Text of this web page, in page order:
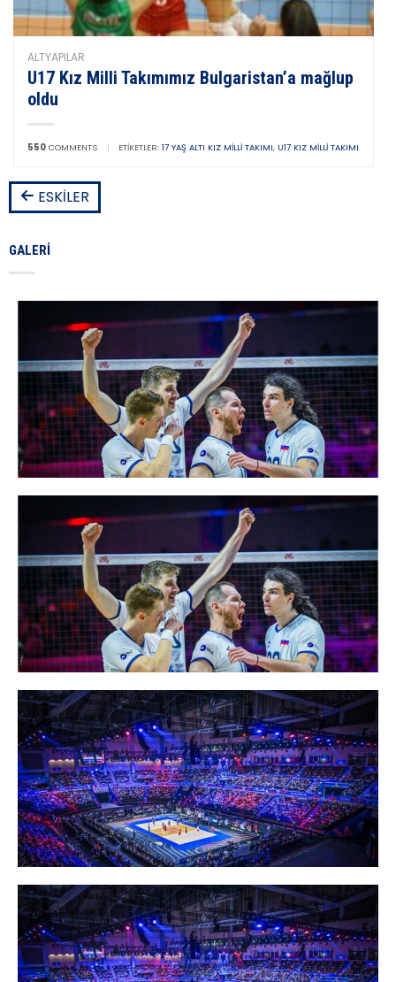
ALTYAPILAR
U17 Kız Milli Takımımız Bulgaristan’a mağlup
oldu
550 COMMENTS | ETIKETLER: 17 YAŞ ALTI KIZ MILLI TAKIMI, U17 KIZ MILLI TAKIMI
ESKILER
GALERI